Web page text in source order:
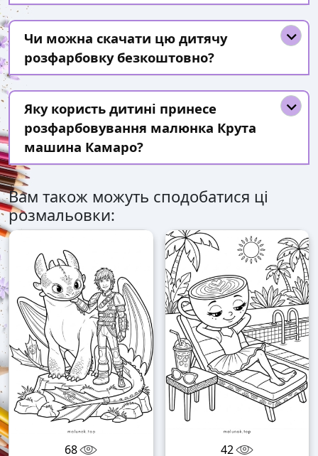
Чи можна скачати цю дитячу
розфарбовку безкоштовно?
Яку користь дитині принесе
розфарбовування малюнка Крута
машина Камаро?
Вам також можуть сподобатися ці
розмальовки:
68 42